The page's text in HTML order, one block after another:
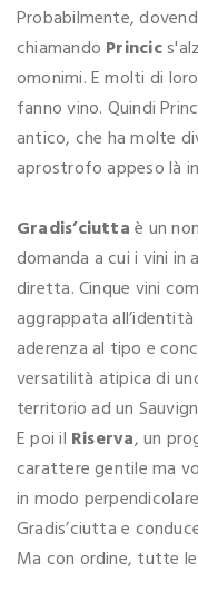
Probabilmente,
chiamando Princic
omonimi. E molti di
fanno vino. Quindi
antico, che ha molte
aprostrofo appeso là
Gradis’ciuttaè un
domanda a cui i vini
diretta. Cinque vini
aggrappata
aderenza al tipo e
versatilità atipica di
territorio ad un
E poi il Riserva, un
carattere gentile ma
in modo
Gradis’ciutta e
Ma con ordine, tutte